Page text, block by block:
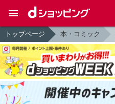
トップページ 本・コミック